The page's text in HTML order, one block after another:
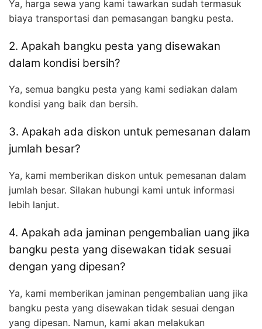
Ya, harga sewa yang kami tawarkan sudah termasuk
biaya transportasi dan pemasangan bangku pesta.
2. Apakah bangku pesta yang disewakan
dalam kondisi bersih?
Ya, semua bangku pesta yang kami sediakan dalam
kondisi yang baik dan bersih.
3. Apakah ada diskon untuk pemesanan dalam
jumlah besar?
Ya, kami memberikan diskon untuk pemesanan dalam
jumlah besar. Silakan hubungi kami untuk informasi
lebih lanjut.
4. Apakah ada jaminan pengembalian uang jika
bangku pesta yang disewakan tidak sesuai
dengan yang dipesan?
Ya, kami memberikan jaminan pengembalian uang jika
bangku pesta yang disewakan tidak sesuai dengan
yang dipesan. Namun, kami akan melakukan